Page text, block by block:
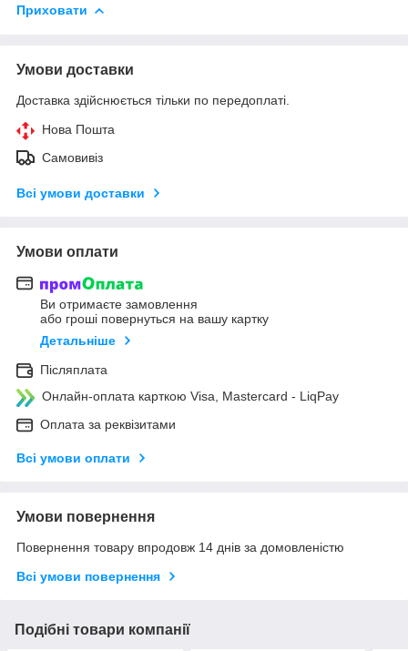
Приховати
Умови доставки
Доставка здійснюється тільки по передоплаті.
Нова Пошта
Самовивіз
Всі умови доставки
Умови оплати
Ви отримаєте замовлення
або гроші повернуться на вашу картку
Детальніше
Післяплата
Онлайн-оплата карткою Visa, Mastercard - LiqPay
Оплата за реквізитами
Всі умови оплати
Умови повернення
Повернення товару впродовж 14 днів за домовленістю
Всі умови повернення
Подібні товари компанії